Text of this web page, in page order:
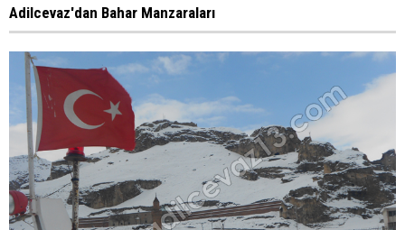
Adilcevaz'dan Bahar Manzaraları